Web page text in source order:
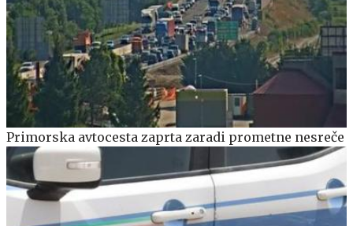
Primorska avtocesta zaprta zaradi prometne nesreče